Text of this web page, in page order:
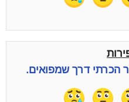
הכרתי דרך שמפואים.